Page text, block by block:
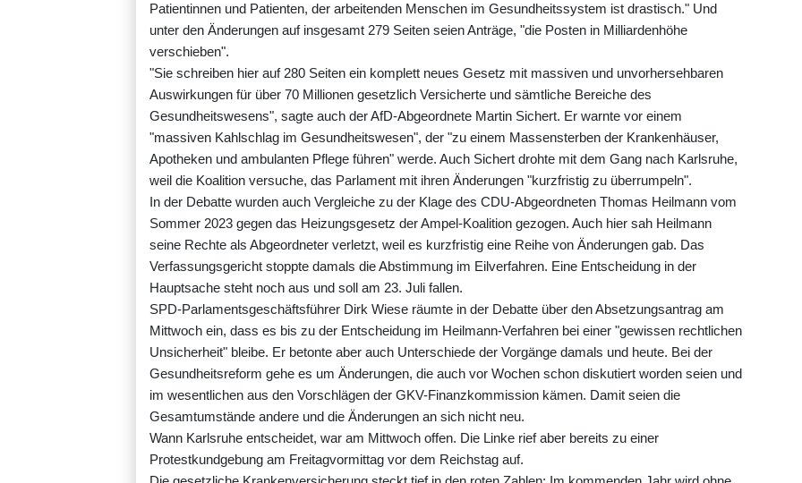
Patientinnen und Patienten, der arbeitenden Menschen im Gesundheitssystem ist drastisch." Und
unter den Änderungen auf insgesamt 279 Seiten seien Anträge, "die Posten in Milliardenhöhe
verschieben".
"Sie schreiben hier auf 280 Seiten ein komplett neues Gesetz mit massiven und unvorhersehbaren
Auswirkungen für über 70 Millionen gesetzlich Versicherte und sämtliche Bereiche des
Gesundheitswesens", sagte auch der AfD-Abgeordnete Martin Sichert. Er warnte vor einem
"massiven Kahlschlag im Gesundheitswesen", der "zu einem Massensterben der Krankenhäuser,
Apotheken und ambulanten Pflege führen" werde. Auch Sichert drohte mit dem Gang nach Karlsruhe,
weil die Koalition versuche, das Parlament mit ihren Änderungen "kurzfristig zu überrumpeln".
In der Debatte wurden auch Vergleiche zu der Klage des CDU-Abgeordneten Thomas Heilmann vom
Sommer 2023 gegen das Heizungsgesetz der Ampel-Koalition gezogen. Auch hier sah Heilmann
seine Rechte als Abgeordneter verletzt, weil es kurzfristig eine Reihe von Änderungen gab. Das
Verfassungsgericht stoppte damals die Abstimmung im Eilverfahren. Eine Entscheidung in der
Hauptsache steht noch aus und soll am 23. Juli fallen.
SPD-Parlamentsgeschäftsführer Dirk Wiese räumte in der Debatte über den Absetzungsantrag am
Mittwoch ein, dass es bis zu der Entscheidung im Heilmann-Verfahren bei einer "gewissen rechtlichen
Unsicherheit" bleibe. Er betonte aber auch Unterschiede der Vorgänge damals und heute. Bei der
Gesundheitsreform gehe es um Änderungen, die auch vor Wochen schon diskutiert worden seien und
im wesentlichen aus den Vorschlägen der GKV-Finanzkommission kämen. Damit seien die
Gesamtumstände andere und die Änderungen an sich nicht neu.
Wann Karlsruhe entscheidet, war am Mittwoch offen. Die Linke rief aber bereits zu einer
Protestkundgebung am Freitagvormittag vor dem Reichstag auf.